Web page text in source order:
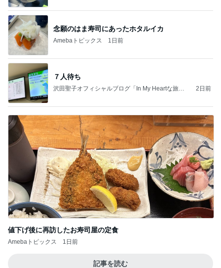
念願のはま寿司にあったホタルイカ
Amebaトピックス 1日前
７人待ち
沢田聖子オフィシャルブログ「In My Heartな旅日
2日前
値下げ後に再訪したお寿司屋の定食
Amebaトピックス 1日前
記事を読む